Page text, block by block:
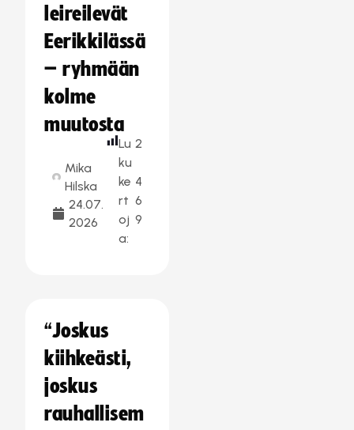
leireilevät
Eerikkilässä
– ryhmään
kolme
muutosta
Mika
Hilska
24.07.
2026
Lu
ku
ke
rt
oj
a:
2
4
6
9
“Joskus
kiihkeästi,
joskus
rauhallisem